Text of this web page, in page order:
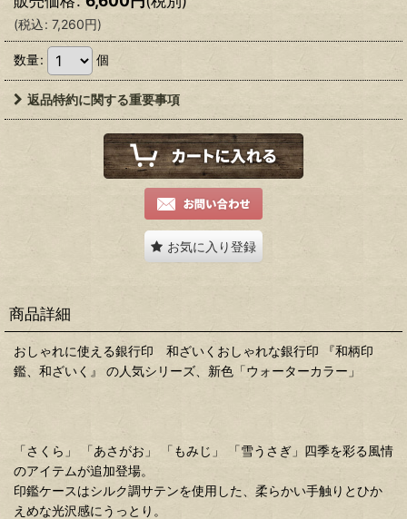
(税込: 7,260円)
数量: 個
返品特約に関する重要事項
お気に入り登録
商品詳細
おしゃれに使える銀行印 和ざいくおしゃれな銀行印 『和柄印
鑑、和ざいく』 の人気シリーズ、新色「ウォーターカラー」
「さくら」 「あさがお」 「もみじ」 「雪うさぎ」四季を彩る風情
のアイテムが追加登場。
印鑑ケースはシルク調サテンを使用した、柔らかい手触りとひか
えめな光沢感にうっとり。